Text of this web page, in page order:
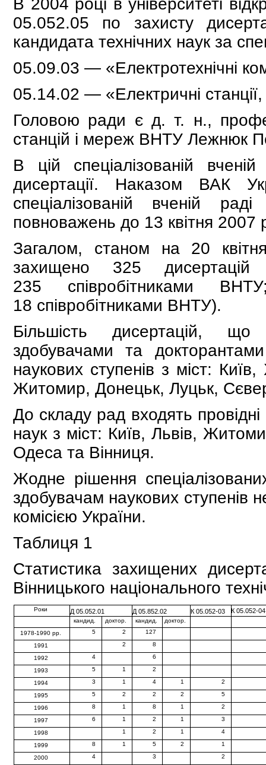
В 2004 році в університеті
05.052.05 по захисту
кандидата технічних наук за
05.09.03 — «Електротехнічні
05.14.02 — «Електричні
Головою ради є д. т. н.,
станцій і мереж ВНТУ Лежнюк
В цій спеціалізованій
дисертації. Наказом
спеціалізованій вченій
повноважень до 13 квітня 2007
Загалом, станом на 20
захищено 325
235 співробітниками
18 співробітниками ВНТУ).
Більшість дисертацій, що
здобувачами та
наукових ступенів з міст:
Житомир, Донецьк, Луцьк,
До складу рад входять
наук з міст: Київ, Львів,
Одеса та Вінниця.
Жодне рішення
здобувачам наукових
комісією України.
Таблиця 1
Статистика захищених
Вінницького національного
Роки Д 05.052.01 Д 05.852.02 К 05.052-03 К 05.052-
кандид. доктор. кандид.
доктор.
1978-1990 рр.
5 2 127
1991 2 8
1992 4 6
1993 5 1 2
1994 3 1 4 1 2
1995 5 2 2 2 5
1996 8 1 8 1 2
1997 6 1 2 1 3
1998 1 2 1 4
1999 8 1 5 2 1
2000 4 3 2